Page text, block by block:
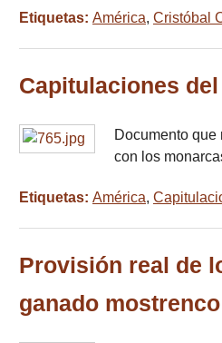
Etiquetas: América, Cristóbal
Capitulaciones
Documento
con los
Etiquetas: América,
Provisión real de
ganado